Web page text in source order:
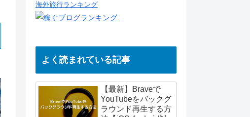
海外旅行ランキング
よく読まれている記事
【最新】Braveで
YouTubeをバックグ
ラウンド再生する方